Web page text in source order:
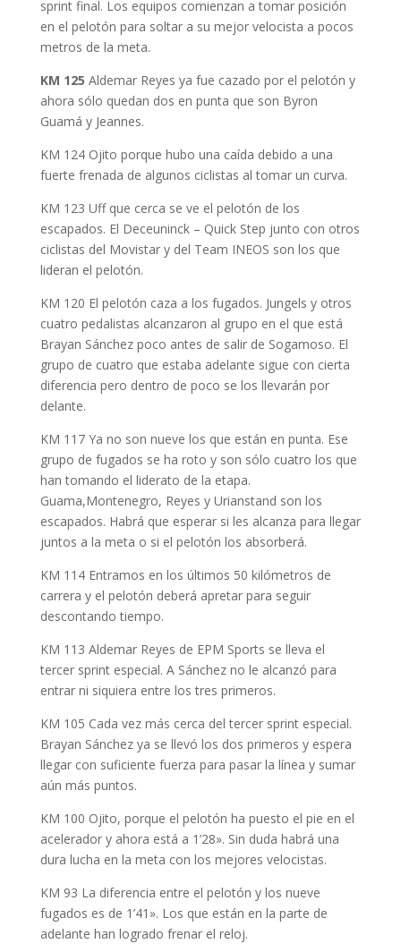
sprint final. Los equipos comienzan a tomar posición
en el pelotón para soltar a su mejor velocista a pocos
metros de la meta.
KM 125 Aldemar Reyes ya fue cazado por el pelotón y
ahora sólo quedan dos en punta que son Byron
Guamá y Jeannes.
KM 124 Ojito porque hubo una caída debido a una
fuerte frenada de algunos ciclistas al tomar un curva.
KM 123 Uff que cerca se ve el pelotón de los
escapados. El Deceuninck – Quick Step junto con otros
ciclistas del Movistar y del Team INEOS son los que
lideran el pelotón.
KM 120 El pelotón caza a los fugados. Jungels y otros
cuatro pedalistas alcanzaron al grupo en el que está
Brayan Sánchez poco antes de salir de Sogamoso. El
grupo de cuatro que estaba adelante sigue con cierta
diferencia pero dentro de poco se los llevarán por
delante.
KM 117 Ya no son nueve los que están en punta. Ese
grupo de fugados se ha roto y son sólo cuatro los que
han tomando el liderato de la etapa.
Guama,Montenegro, Reyes y Urianstand son los
escapados. Habrá que esperar si les alcanza para llegar
juntos a la meta o si el pelotón los absorberá.
KM 114 Entramos en los últimos 50 kilómetros de
carrera y el pelotón deberá apretar para seguir
descontando tiempo.
KM 113 Aldemar Reyes de EPM Sports se lleva el
tercer sprint especial. A Sánchez no le alcanzó para
entrar ni siquiera entre los tres primeros.
KM 105 Cada vez más cerca del tercer sprint especial.
Brayan Sánchez ya se llevó los dos primeros y espera
llegar con suficiente fuerza para pasar la línea y sumar
aún más puntos.
KM 100 Ojito, porque el pelotón ha puesto el pie en el
acelerador y ahora está a 1’28». Sin duda habrá una
dura lucha en la meta con los mejores velocistas.
KM 93 La diferencia entre el pelotón y los nueve
fugados es de 1’41». Los que están en la parte de
adelante han logrado frenar el reloj.